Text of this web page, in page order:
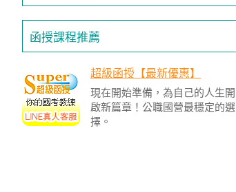
函授課程推薦
超級函授【最新優惠】
現在開始準備，為自己的人生開
啟新篇章！公職國營最穩定的選
擇。